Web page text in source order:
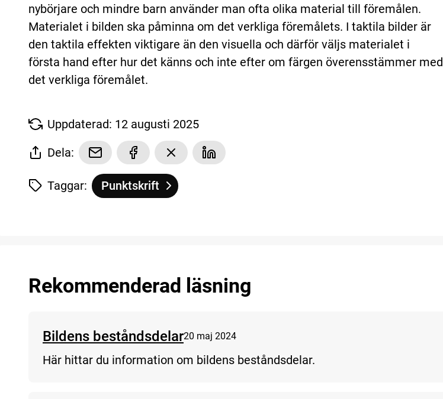
nybörjare och mindre barn använder man ofta olika material till föremålen.
Materialet i bilden ska påminna om det verkliga föremålets. I taktila bilder är
den taktila effekten viktigare än den visuella och därför väljs materialet i
första hand efter hur det känns och inte efter om färgen överensstämmer med
det verkliga föremålet.
Uppdaterad: 12 augusti 2025
Dela:
Taggar: Tagg
Punktskrift
tillhör
Kontur och textur
Rekommenderad läsning
Bildens beståndsdelar20 maj 2024
Här hittar du information om bildens beståndsdelar.